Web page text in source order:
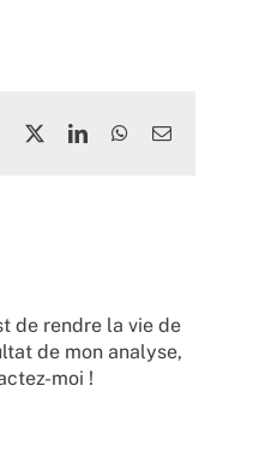
Facebook
X LinkedInWhatsApp
Email
de rendre la vie de
de mon analyse,
moi !